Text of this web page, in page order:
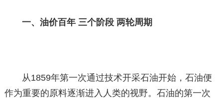
一、油价百年 三个阶段 两轮周期
从1859年第一次通过技术开采石油开始，石油便
作为重要的原料逐渐进入人类的视野。石油的第一次